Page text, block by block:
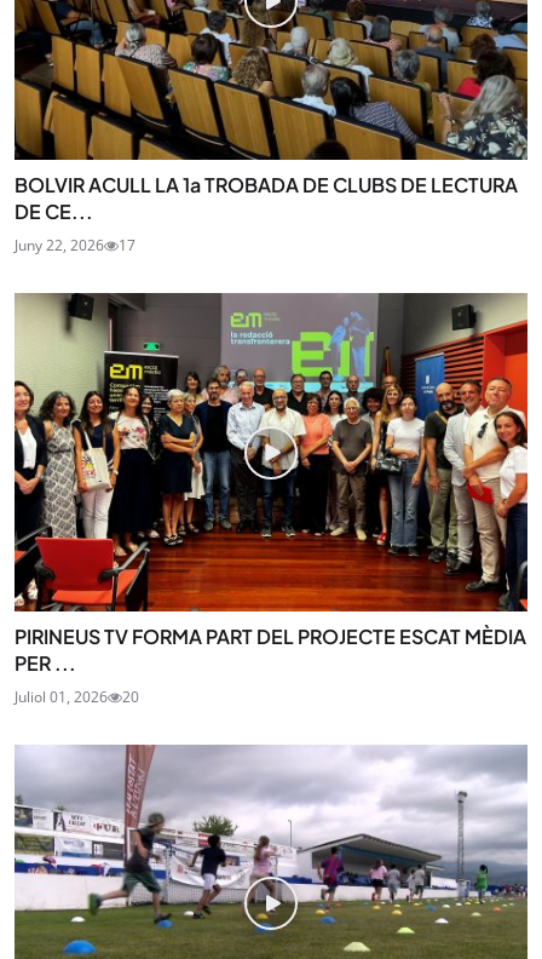
BOLVIR ACULL LA 1a TROBADA DE CLUBS DE LECTURA
DE CE...
Juny 22, 2026 17
PIRINEUS TV FORMA PART DEL PROJECTE ESCAT MÈDIA
PER ...
Juliol 01, 2026 20